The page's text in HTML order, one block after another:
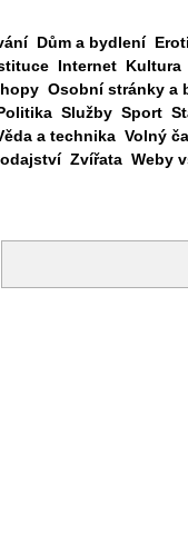
Dům a bydlení
Internet Kultura
Osobní stránky a
Služby Sport
a technika Volný
Zvířata Weby